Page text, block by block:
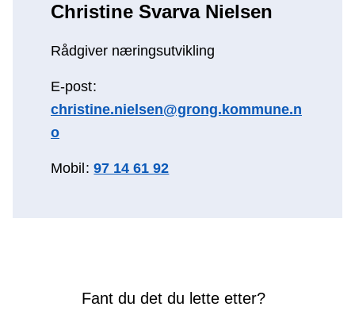
Christine Svarva Nielsen
Rådgiver næringsutvikling
E-post
christine.nielsen@grong.kommune.n
o
Mobil 97 14 61 92
Fant du det du lette etter?